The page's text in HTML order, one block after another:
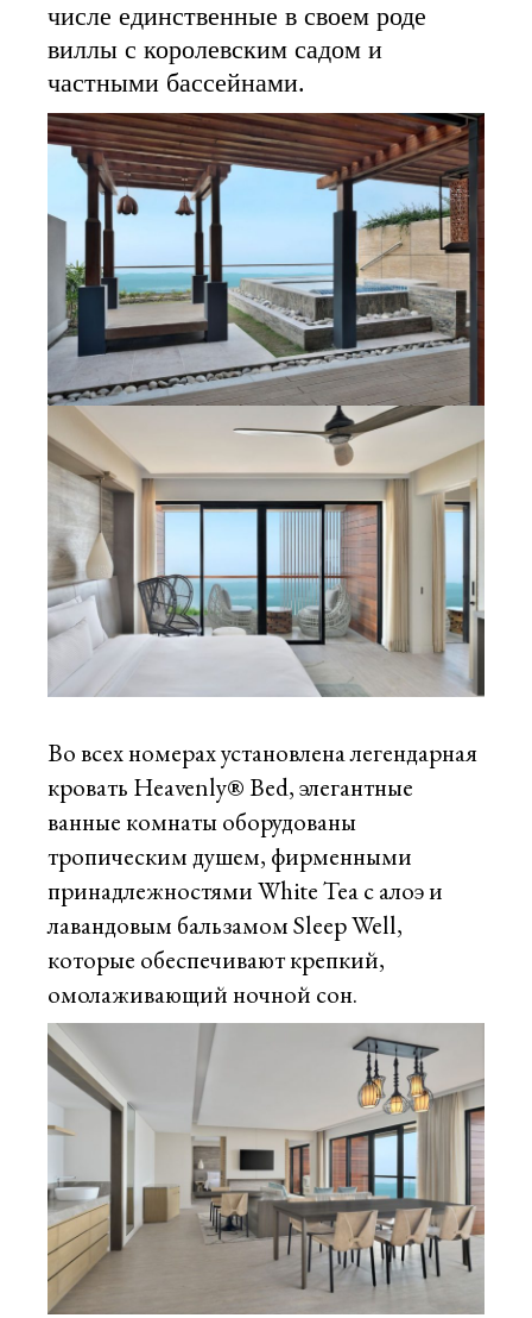
числе единственные в своем роде
виллы с королевским садом и
частными бассейнами.
Во всех номерах установлена ​​легендарная
кровать Heavenly® Bed, элегантные
ванные комнаты оборудованы
тропическим душем, фирменными
принадлежностями White Tea с алоэ и
лавандовым бальзамом Sleep Well,
которые обеспечивают крепкий,
омолаживающий ночной сон.